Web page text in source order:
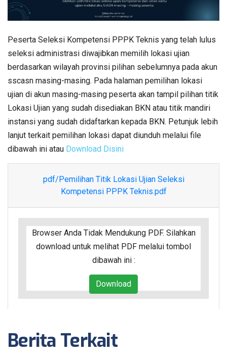
Peserta Seleksi Kompetensi PPPK Teknis yang telah lulus
seleksi administrasi diwajibkan memilih lokasi ujian
berdasarkan wilayah provinsi pilihan sebelumnya pada akun
sscasn masing-masing. Pada halaman pemilihan lokasi
ujian di akun masing-masing peserta akan tampil pilihan titik
Lokasi Ujian yang sudah disediakan BKN atau titik mandiri
instansi yang sudah didaftarkan kepada BKN. Petunjuk lebih
lanjut terkait pemilihan lokasi dapat diunduh melalui file
dibawah ini atau Download Disini
pdf/Pemilihan Titik Lokasi Ujian Seleksi
Kompetensi PPPK Teknis.pdf
Browser Anda Tidak Mendukung PDF. Silahkan
download untuk melihat PDF melalui tombol
dibawah ini :
Download
Berita Terkait